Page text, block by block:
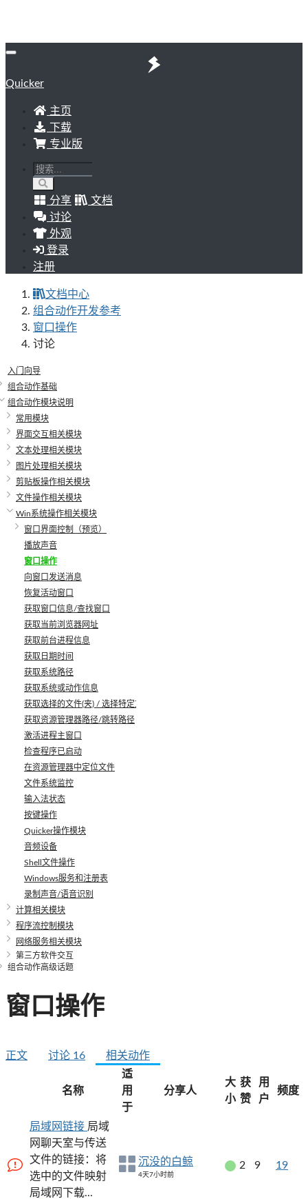
Quicker
主页
下载
专业版
分享
文档
讨论
外观
登录
注册
文档中心
组合动作开发参考
窗口操作
讨论
入门向导
组合动作基础
组合动作模块说明
常用模块
界面交互相关模块
文本处理相关模块
图片处理相关模块
剪贴板操作相关模块
文件操作相关模块
Win系统操作相关模块
窗口界面控制（预览）
播放声音
窗口操作
向窗口发送消息
恢复活动窗口
获取窗口信息/查找窗口
获取当前浏览器网址
获取前台进程信息
获取日期时间
获取系统路径
获取系统或动作信息
获取选择的文件(夹) / 选择特定文件
获取资源管理器路径/跳转路径
激活进程主窗口
检查程序已启动
在资源管理器中定位文件
文件系统监控
输入法状态
按键操作
Quicker操作模块
音频设备
Shell文件操作
Windows服务和注册表
录制声音/语音识别
计算相关模块
程序流控制模块
网络服务相关模块
第三方软件交互
组合动作高级话题
窗口操作
正文 讨论 16 相关动作
名称
适
用
于
分享人
大
小
获
赞
用
户
频度
局域网链接 局域
网聊天室与传送
文件的链接：将
选中的文件映射
局域网下载...
沉没的白鲸
4天7小时前
2 9 19